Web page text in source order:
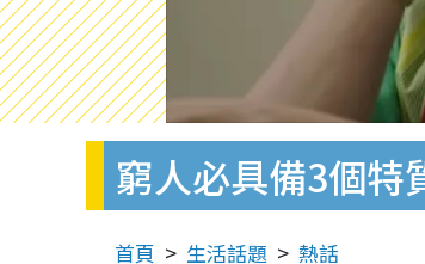
窮人必具備3個特
首頁 生活話題 熱話